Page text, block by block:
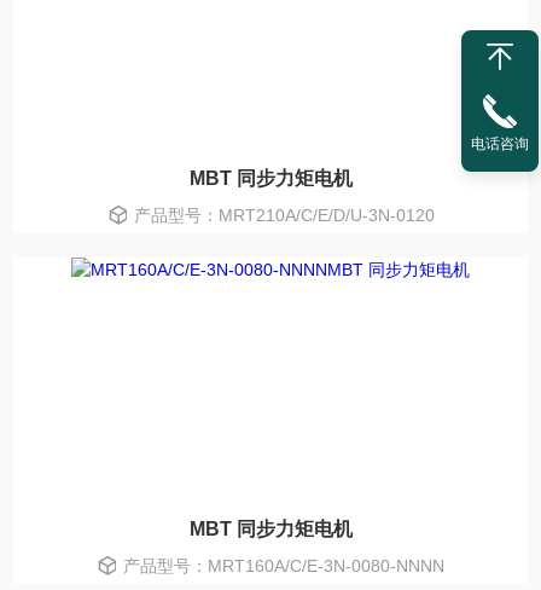
MBT 同步力矩电机
产品型号：MRT210A/C/E/D/U-3N-0120
MBT 同步力矩电机
产品型号：MRT160A/C/E-3N-0080-NNNN
电话咨询